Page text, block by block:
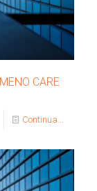
CARE
Continua...